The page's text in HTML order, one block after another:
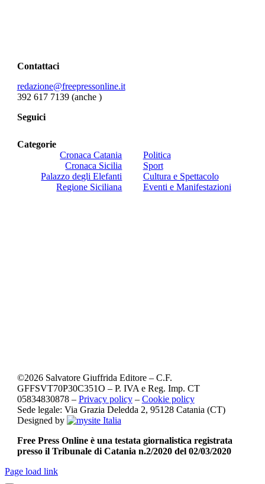
Contattaci
redazione@freepressonline.it
392 617 7139 (anche )
Seguici
Categorie
Cronaca Catania
Cronaca Sicilia
Palazzo degli Elefanti
Regione Siciliana
Politica
Sport
Cultura e Spettacolo
Eventi e Manifestazioni
©2026Salvatore Giuffrida Editore – C.F.
GFFSVT70P30C351O – P. IVA e Reg. Imp. CT
05834830878 – Privacy policy– Cookie policy
Sede legale: Via Grazia Deledda 2, 95128 Catania (CT)
Designed by
Free Press Online è una testata giornalistica registrata
presso il Tribunale di Catania n.2/2020 del 02/03/2020
Page load link